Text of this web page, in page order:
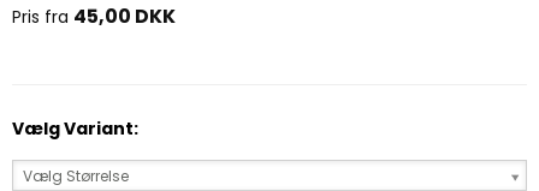
Pris fra 45,00 DKK
Vælg Variant:
Vælg Størrelse